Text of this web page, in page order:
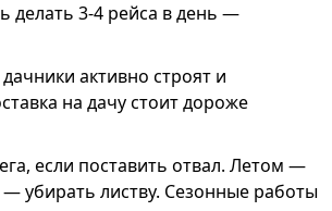
делать 3-4 рейса в день —
активно строят и
на дачу стоит дороже
если поставить отвал. Летом —
убирать листву. Сезонные работы